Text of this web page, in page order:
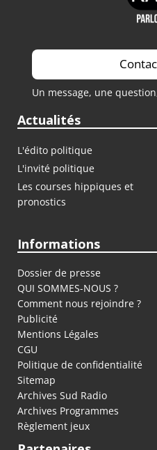
Un message, une
Actualités
L'édito politique
L'invité politique
Les courses hippiques et
pronostics
Informations
Dossier de presse
QUI SOMMES-NOUS ?
Comment nous rejoindre ?
Publicité
Mentions Légales
CGU
Politique de confidentialité
Sitemap
Archives Sud Radio
Archives Programmes
Règlement jeux